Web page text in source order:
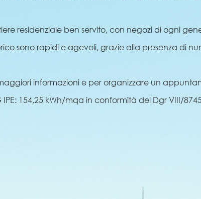
residenziale ben servito, con negozi di ogni
sono rapidi e agevoli, grazie alla presenza di
informazioni e per organizzare un
154,25 kWh/mqa in conformità del Dgr VIII/